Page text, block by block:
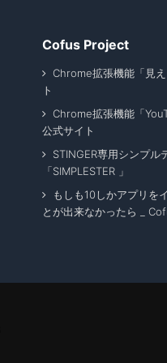
Cofus Project
Chrome拡張機能「見
ト
Chrome拡張機能「
公式サイト
STINGER専用シンプル
「SIMPLESTER 」
もしも10しかアプリを
とが出来なかったら _